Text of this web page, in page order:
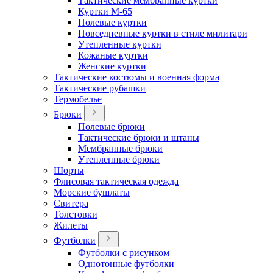
Куртки М-65
Полевые куртки
Повседневные куртки в стиле милитари
Утепленные куртки
Кожаные куртки
Женские куртки
Тактические костюмы и военная форма
Тактические рубашки
Термобелье
Брюки
Полевые брюки
Тактические брюки и штаны
Мембранные брюки
Утепленные брюки
Шорты
Флисовая тактическая одежда
Морские бушлаты
Свитера
Толстовки
Жилеты
Футболки
Футболки с рисунком
Однотонные футболки